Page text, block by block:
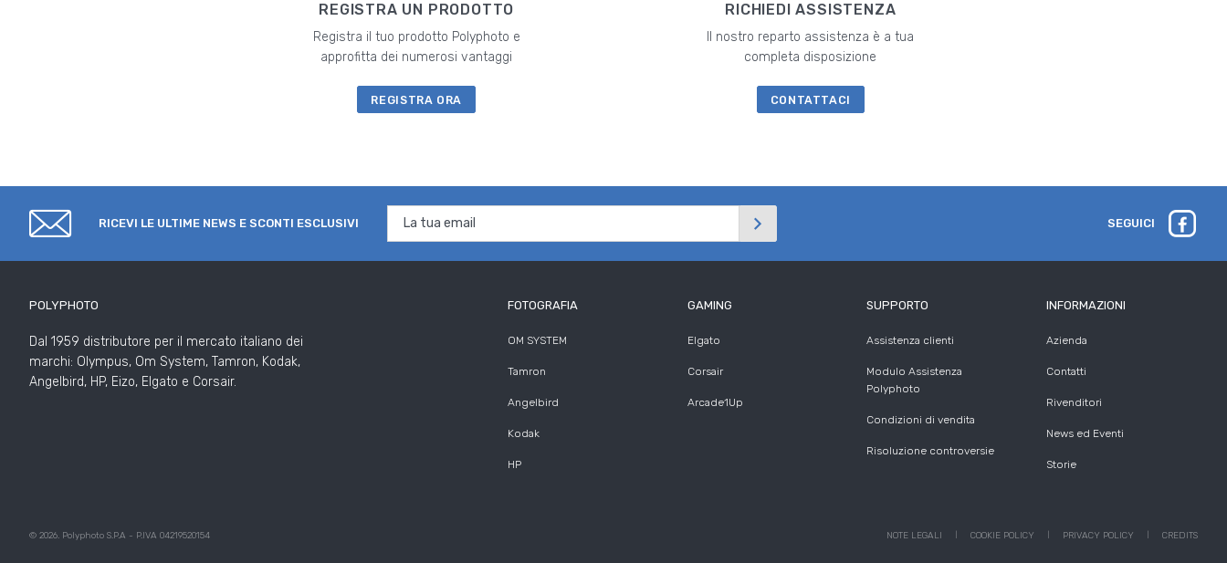
REGISTRA UN PRODOTTO
Registra il tuo prodotto Polyphoto e
approfitta dei numerosi vantaggi
REGISTRA ORA
RICHIEDI ASSISTENZA
Il nostro reparto assistenza è a tua
completa disposizione
CONTATTACI
RICEVI LE ULTIME NEWS E SCONTI ESCLUSIVI SEGUICI
POLYPHOTO
Dal 1959 distributore per il mercato italiano dei
marchi: Olympus, Om System, Tamron, Kodak,
Angelbird, HP, Eizo, Elgato e Corsair.
FOTOGRAFIA
OM SYSTEM
Tamron
Angelbird
Kodak
HP
GAMING
Elgato
Corsair
Arcade1Up
SUPPORTO
Assistenza clienti
Modulo Assistenza
Polyphoto
Condizioni di vendita
Risoluzione controversie
INFORMAZIONI
Azienda
Contatti
Rivenditori
News ed Eventi
Storie
© 2026. Polyphoto S.P.A - P.IVA 04219520154 NOTE LEGALI COOKIE POLICY PRIVACY POLICY CREDITS